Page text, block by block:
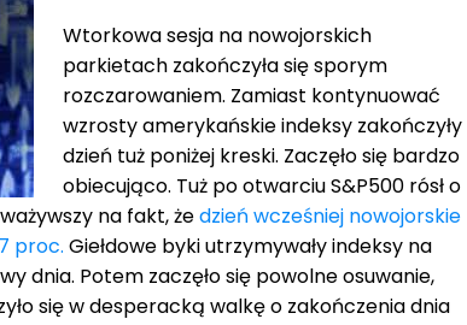
Wtorkowa sesja na nowojorskich
parkietach zakończyła się sporym
rozczarowaniem. Zamiast kontynuować
wzrosty amerykańskie indeksy zakończyły
dzień tuż poniżej kreski. Zaczęło się bardzo
obiecująco. Tuż po otwarciu S&P500 rósł o
na fakt, żedzień wcześniej nowojorskie
proc. Giełdowe byki utrzymywały indeksy na
dnia. Potem zaczęło się powolne osuwanie,
się w desperacką walkę o zakończenia dnia